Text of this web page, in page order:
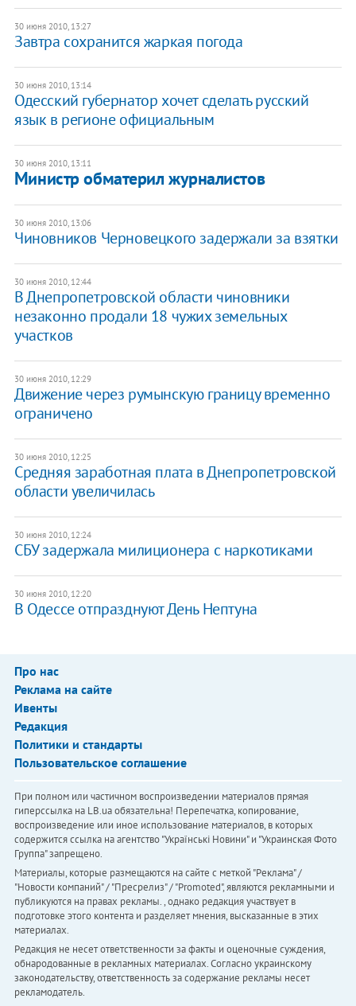
30 июня 2010, 13:27
Завтра сохранится жаркая погода
30 июня 2010, 13:14
Одесский губернатор хочет сделать русский
язык в регионе официальным
30 июня 2010, 13:11
Министр обматерил журналистов
30 июня 2010, 13:06
Чиновников Черновецкого задержали за взятки
30 июня 2010, 12:44
В Днепропетровской области чиновники
незаконно продали 18 чужих земельных
участков
30 июня 2010, 12:29
Движение через румынскую границу временно
ограничено
30 июня 2010, 12:25
Средняя заработная плата в Днепропетровской
области увеличилась
30 июня 2010, 12:24
СБУ задержала милиционера с наркотиками
30 июня 2010, 12:20
В Одессе отпразднуют День Нептуна
Про нас
Реклама на сайте
Ивенты
Редакция
Политики и стандарты
Пользовательское соглашение
При полном или частичном воспроизведении материалов прямая
гиперссылка на LB.ua обязательна! Перепечатка, копирование,
воспроизведение или иное использование материалов, в которых
содержится ссылка на агентство "Українськi Новини" и "Украинская Фото
Группа" запрещено.
Материалы, которые размещаются на сайте с меткой "Реклама" /
"Новости компаний" / "Пресрелиз" / "Promoted", являются рекламными и
публикуются на правах рекламы. , однако редакция участвует в
подготовке этого контента и разделяет мнения, высказанные в этих
материалах.
Редакция не несет ответственности за факты и оценочные суждения,
обнародованные в рекламных материалах. Согласно украинскому
законодательству, ответственность за содержание рекламы несет
рекламодатель.